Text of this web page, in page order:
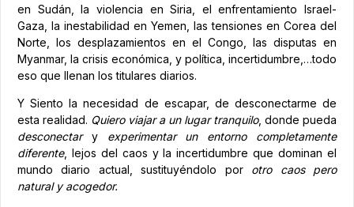
en Sudán, la violencia en Siria, el enfrentamiento Israel-
Gaza, la inestabilidad en Yemen, las tensiones en Corea del
Norte, los desplazamientos en el Congo, las disputas en
Myanmar, la crisis económica, y política, incertidumbre,…todo
eso que llenan los titulares diarios.
Y Siento la necesidad de escapar, de desconectarme de
esta realidad. Quiero viajar a un lugar tranquilo, donde pueda
desconectary experimentar un entorno completamente
diferente, lejos del caos y la incertidumbre que dominan el
mundo diario actual, sustituyéndolo por otro caos pero
natural y acogedor.